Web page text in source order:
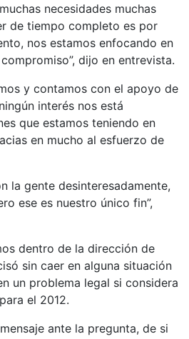
necesidades muchas
de tiempo completo es por
nos estamos enfocando en
dijo en entrevista.
y contamos con el apoyo de
interés nos está
que estamos teniendo en
en mucho al esfuerzo de
la gente desinteresadamente,
ese es nuestro único fin”,
dentro de la dirección de
sin caer en alguna situación
un problema legal si considera
el 2012.
ante la pregunta, de si